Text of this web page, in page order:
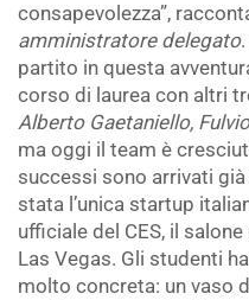
consapevolezza”,
amministratore delegato
partito in questa
corso di laurea con altri
Alberto Gaetaniello,
ma oggi il team è
successi sono arrivati
stata l’unica startup
ufficiale del CES, il
Las Vegas. Gli studenti
molto concreta: un vaso